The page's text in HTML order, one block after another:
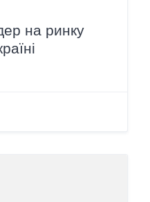
на ринку